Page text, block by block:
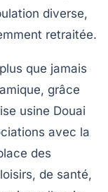
diverse,
retraitée.
que jamais
grâce
usine Douai
avec la
des
de santé,